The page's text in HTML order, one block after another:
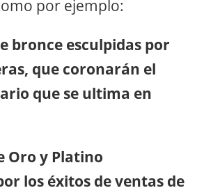
por ejemplo:
bronce esculpidas por
que coronarán el
que se ultima en
Oro y Platino
los éxitos de ventas de